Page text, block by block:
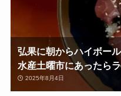
弘果に朝からハイボー
水産土曜市にあったら
2025年8月4日